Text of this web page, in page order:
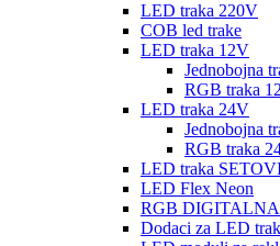
LED traka 220V
COB led trake
LED traka 12V
Jednobojna
RGB traka
LED traka 24V
Jednobojna
RGB traka
LED traka
LED Flex Neon
RGB DIGITALNA
Dodaci za LED